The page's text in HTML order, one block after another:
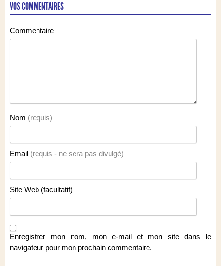
VOS COMMENTAIRES
Commentaire
Nom (requis)
Email (requis - ne sera pas divulgé)
Site Web (facultatif)
Enregistrer mon nom, mon e-mail et mon site dans le
navigateur pour mon prochain commentaire.